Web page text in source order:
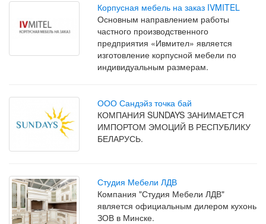
Корпусная мебель на заказ IVMITEL
Основным направлением работы
частного производственного
предприятия «Ивмител» является
изготовление корпусной мебели по
индивидуальным размерам.
ООО Сандэйз точка бай
КОМПАНИЯ SUNDAYS ЗАНИМАЕТСЯ
ИМПОРТОМ ЭМОЦИЙ В РЕСПУБЛИКУ
БЕЛАРУСЬ.
Студия Мебели ЛДВ
Компания "Студия Мебели ЛДВ"
является официальным дилером кухонь
ЗОВ в Минске.